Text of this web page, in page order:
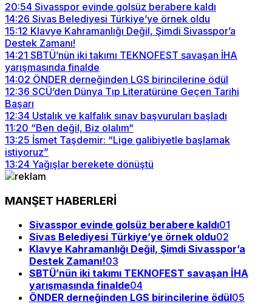
20:54 Sivasspor evinde golsüz berabere kaldı
14:26 Sivas Belediyesi Türkiye’ye örnek oldu
15:12 Klavye Kahramanlığı Değil, Şimdi Sivasspor’a
Destek Zamanı!
14:21 SBTÜ’nün iki takımı TEKNOFEST savaşan İHA
yarışmasında finalde
14:02 ÖNDER derneğinden LGS birincilerine ödül
12:36 SCÜ’den Dünya Tıp Literatürüne Geçen Tarihi
Başarı
12:34 Ustalık ve kalfalık sınav başvuruları başladı
11:20 “Ben değil, Biz olalım“
13:25 İsmet Taşdemir: “Lige galibiyetle başlamak
istiyoruz”
13:24 Yağışlar berekete dönüştü
MANŞET HABERLERİ
Sivasspor evinde golsüz berabere kaldı01
Sivas Belediyesi Türkiye’ye örnek oldu02
Klavye Kahramanlığı Değil, Şimdi Sivasspor’a
Destek Zamanı!03
SBTÜ’nün iki takımı TEKNOFEST savaşan İHA
yarışmasında finalde04
ÖNDER derneğinden LGS birincilerine ödül05